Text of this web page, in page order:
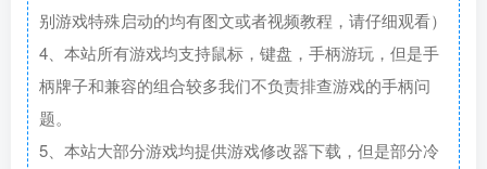
别游戏特殊启动的均有图文或者视频教程，请仔细观看）
4、本站所有游戏均支持鼠标，键盘，手柄游玩，但是手
柄牌子和兼容的组合较多我们不负责排查游戏的手柄问
题。
5、本站大部分游戏均提供游戏修改器下载，但是部分冷